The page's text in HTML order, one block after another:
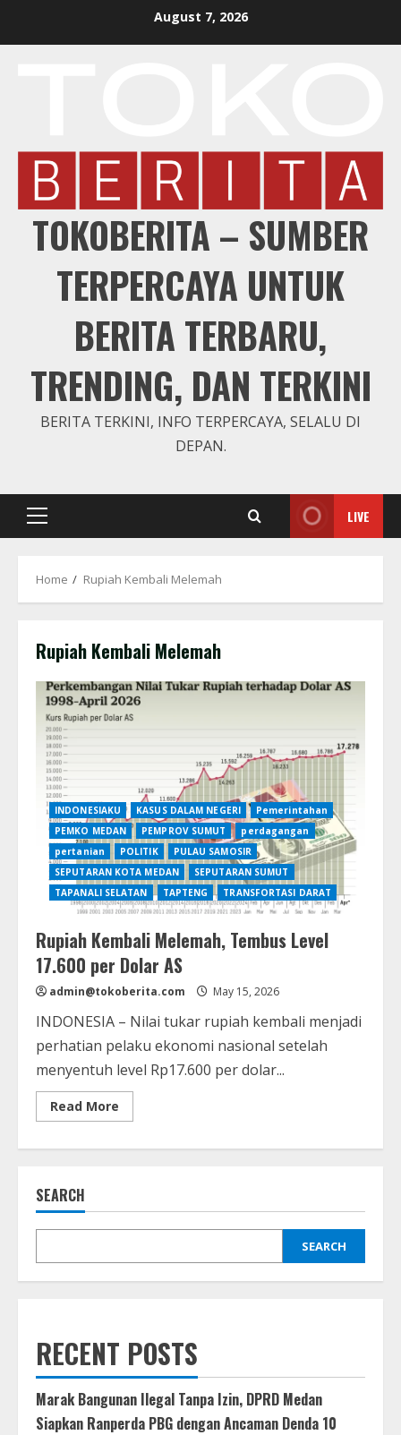
August 7, 2026
TOKOBERITA – SUMBER
TERPERCAYA UNTUK
BERITA TERBARU,
TRENDING, DAN TERKINI
BERITA TERKINI, INFO TERPERCAYA, SELALU DI
DEPAN.
Primary
LIVE
Home Rupiah Kembali Melemah
Rupiah Kembali Melemah
INDONESIAKU KASUS DALAM NEGERI
Pemerintahan
PEMKO MEDAN
PEMPROV SUMUT
perdagangan
pertanian
POLITIK
PULAU SAMOSIR
SEPUTARAN KOTA MEDAN
SEPUTARAN SUMUT
TAPANALI SELATAN
TAPTENG TRANSFORTASI DARAT
Rupiah Kembali Melemah, Tembus Level
17.600 per Dolar AS
admin@tokoberita.com May 15, 2026
INDONESIA – Nilai tukar rupiah kembali menjadi
perhatian pelaku ekonomi nasional setelah
menyentuh level Rp17.600 per dolar...
Read More
more
per
Dolar
SEARCH
SEARCH
RECENT POSTS
Marak Bangunan Ilegal Tanpa Izin, DPRD Medan
Siapkan Ranperda PBG dengan Ancaman Denda 10